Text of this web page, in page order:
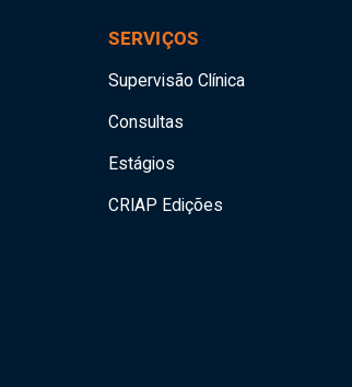
SERVIÇOS
Supervisão Clínica
Consultas
Estágios
CRIAP Edições